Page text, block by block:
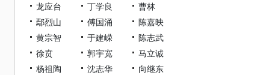
龙应台
丁学良
曹林
鄢烈山
傅国涌
陈嘉映
黄宗智
于建嵘
陈志武
徐贲
郭宇宽
马立诚
杨祖陶
沈志华
向继东